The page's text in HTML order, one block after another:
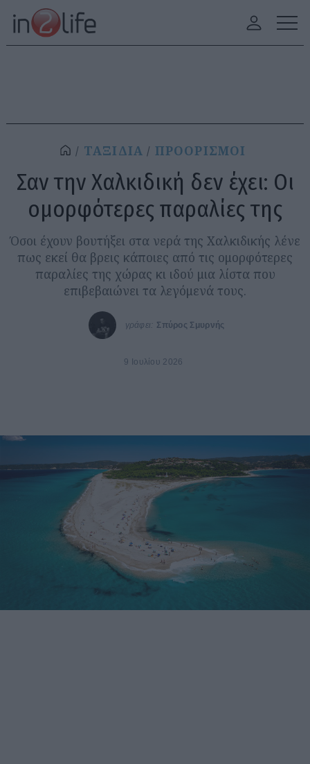
ΤΑΞΙΔΙΑ ΠΡΟΟΡΙΣΜΟΙ
Σαν την Χαλκιδική δεν έχει: Οι
ομορφότερες παραλίες της
Όσοι έχουν βουτήξει στα νερά της Χαλκιδικής λένε
πως εκεί θα βρεις κάποιες από τις ομορφότερες
παραλίες της χώρας κι ιδού μια λίστα που
επιβεβαιώνει τα λεγόμενά τους.
γράφει: Σπύρος Σμυρνής
9 Ιουλίου 2026